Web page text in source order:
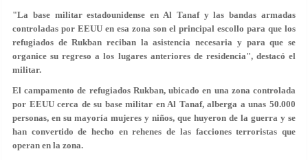
"La base militar estadounidense en Al Tanaf y las bandas armadas
controladas por EEUU en esa zona son el principal escollo para que los
refugiados de Rukban reciban la asistencia necesaria y para que se
organice su regreso a los lugares anteriores de residencia", destacó el
militar.
El campamento de refugiados Rukban, ubicado en una zona controlada
por EEUU cerca de su base militar en Al Tanaf, alberga a unas 50.000
personas, en su mayoría mujeres y niños, que huyeron de la guerra y se
han convertido de hecho en rehenes de las facciones terroristas que
operan en la zona.